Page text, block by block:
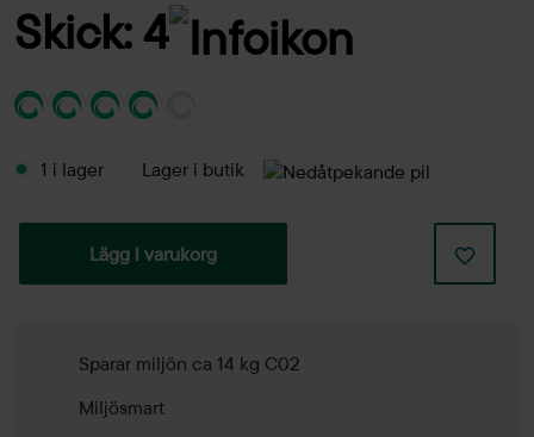
Skick: 4
1 i lager Lager i butik
Lägg i varukorg
Sparar miljön ca 14 kg C02
Miljösmart